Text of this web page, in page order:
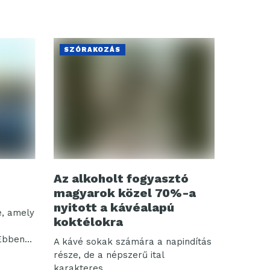
amely
SZÓRAKOZÁS
Az alkoholt fogyasztó
magyarok közel 70%-a
nyitott a kávéalapú
koktélokra
A kávé sokak számára a napindítás
része, de a népszerű ital